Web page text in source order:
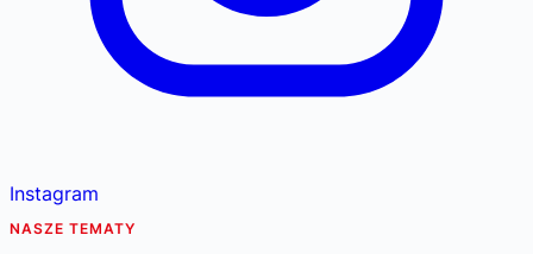
Instagram
NASZE TEMATY